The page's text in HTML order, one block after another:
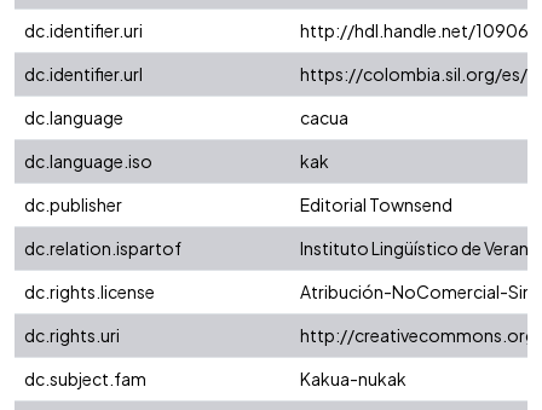
dc.identifier.uri
http://hdl.handle.net/10906/
dc.identifier.url
https://colombia.sil.org/es/
dc.language
cacua
dc.language.iso
kak
dc.publisher
Editorial Townsend
dc.relation.ispartof
Instituto Lingüístico de Verano
dc.rights.license
Atribución-NoComercial-
dc.rights.uri
http://
dc.subject.fam
Kakua-nukak